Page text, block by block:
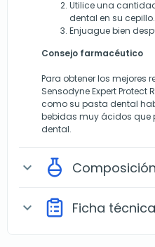
Utilice una
dental en su cepillo.
Enjuague bien
Consejo farmacéutico
Para obtener los mejores
Sensodyne Expert Protect
como su pasta dental
bebidas muy ácidos que
dental.
expand_more Composición
expand_more Ficha técnica